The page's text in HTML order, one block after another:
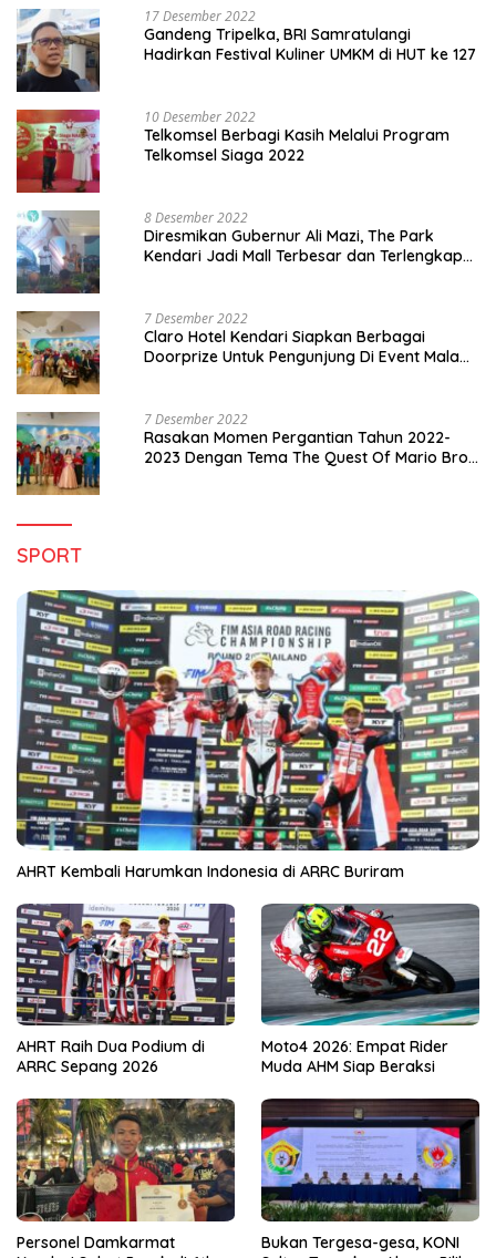
17 Desember 2022
Gandeng Tripelka, BRI Samratulangi
Hadirkan Festival Kuliner UMKM di HUT ke 127
10 Desember 2022
Telkomsel Berbagi Kasih Melalui Program
Telkomsel Siaga 2022
8 Desember 2022
Diresmikan Gubernur Ali Mazi, The Park
Kendari Jadi Mall Terbesar dan Terlengkap
7 Desember 2022
Claro Hotel Kendari Siapkan Berbagai
Doorprize Untuk Pengunjung Di Event Malam
7 Desember 2022
Rasakan Momen Pergantian Tahun 2022-
2023 Dengan Tema The Quest Of Mario Bros
SPORT
AHRT Kembali Harumkan Indonesia di ARRC Buriram
AHRT Raih Dua Podium di
ARRC Sepang 2026
Moto4 2026: Empat Rider
Muda AHM Siap Beraksi
Personel Damkarmat
Bukan Tergesa-gesa, KONI